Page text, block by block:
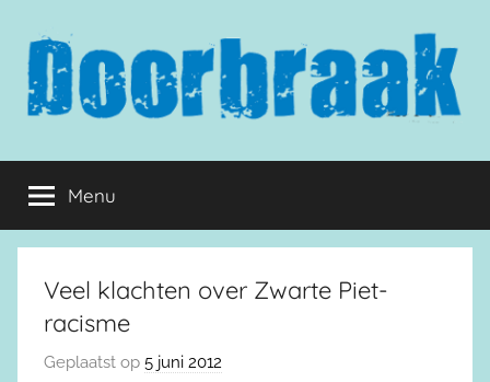
inhoud
springen
Doorbraak.eu
Menu
Veel klachten over Zwarte Piet-
racisme
Geplaatst op 5 juni 2012